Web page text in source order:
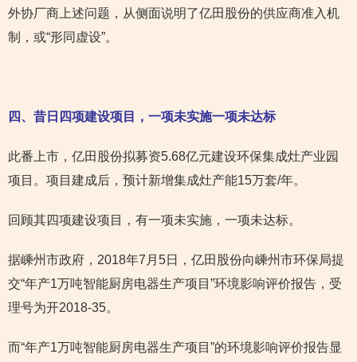
外协厂商上述问题，从侧面说明了亿田股份的供应商准入机
制，或“形同虚设”。
四、昔日四项建设项目，一项未实施一项未达标
此番上市，亿田股份拟募资5.68亿元建设环保集成灶产业园
项目。项目建成后，预计新增集成灶产能15万套/年。
回顾其四项建设项目，有一项未实施，一项未达标。
据嵊州市政府，2018年7月5日，亿田股份向嵊州市环保局提
交“年产1万吨智能厨房电器生产项目”环境影响评价报告，受
理号为开2018-35。
而“年产1万吨智能厨房电器生产项目”的环境影响评价报告显